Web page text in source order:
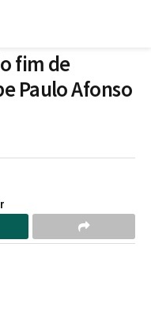
fim de
Paulo Afonso